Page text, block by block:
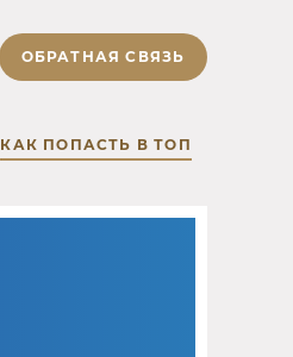
ОБРАТНАЯ СВЯЗЬ
КАК ПОПАСТЬ В ТОП